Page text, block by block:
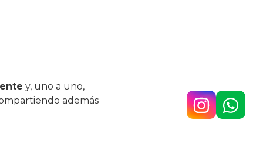
y, uno a uno,
además